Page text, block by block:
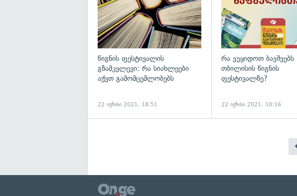
წიგნის ფესტივალის
გზამკვლევი: რა სიახლეები
აქვთ გამომცემლობებს
22 ივნისი 2021, 18:51
რა ვუყიდოთ ბავშვებს
თბილისის წიგნის
ფესტივალზე?
22 ივნისი 2021, 10:16